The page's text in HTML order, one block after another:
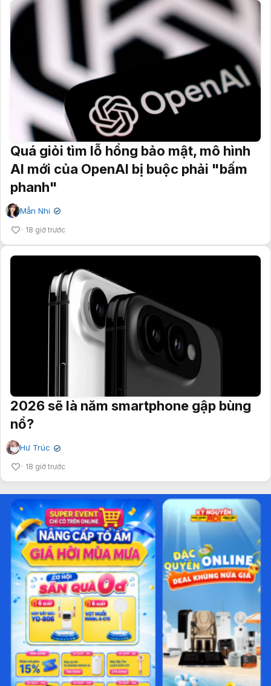
Quá giỏi tìm lỗ hổng bảo mật, mô hình
AI mới của OpenAI bị buộc phải "bấm
phanh"
Mẫn Nhi ✔
18 giờ trước
2026 sẽ là năm smartphone gập bùng
nổ?
Hư Trúc ✔
18 giờ trước